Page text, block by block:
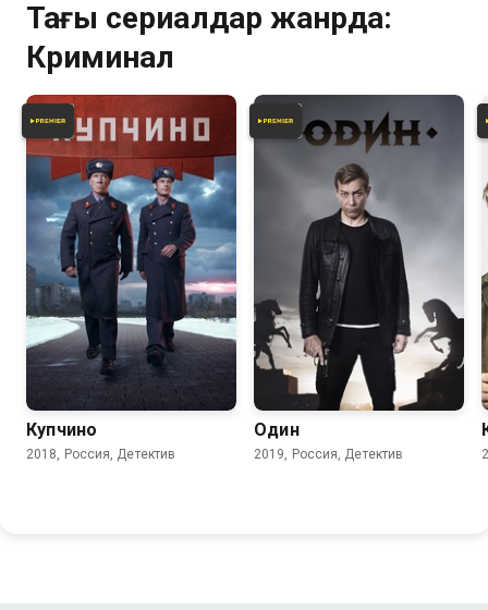
Тағы сериалдар жанрда:
Криминал
7.9
Купчино
2018, Россия, Детектив
7.7
Один
2019, Россия, Детектив